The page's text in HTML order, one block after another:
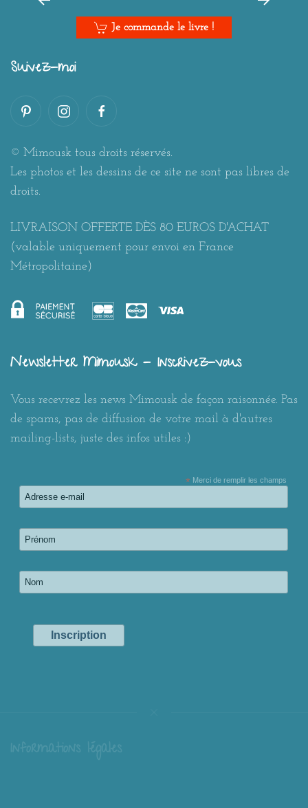
Je commande le livre !
Suivez-moi
© Mimousk tous droits réservés.
Les photos et les dessins de ce site ne sont pas libres de
droits.
LIVRAISON OFFERTE DÈS 80 EUROS D'ACHAT
(valable uniquement pour envoi en France
Métropolitaine)
Newsletter Mimousk - Inscrivez-vous
Vous recevrez les news Mimousk de façon raisonnée. Pas
de spams, pas de diffusion de votre mail à d'autres
mailing-lists, juste des infos utiles :)
* Merci de remplir les champs
Informations légales